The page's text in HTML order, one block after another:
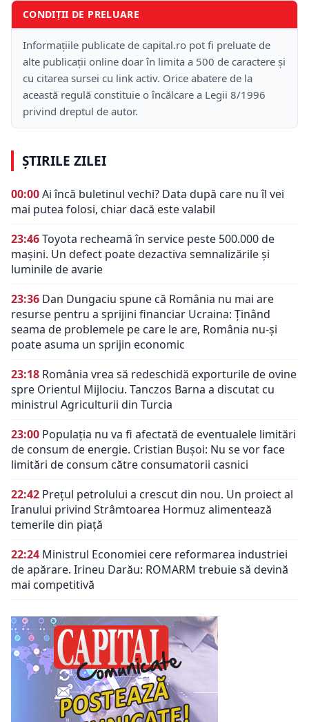
CONDIȚII DE PRELUARE
Informațiile publicate de capital.ro pot fi preluate de
alte publicații online doar în limita a 500 de caractere și
cu citarea sursei cu link activ. Orice abatere de la
această regulă constituie o încălcare a Legii 8/1996
privind dreptul de autor.
ȘTIRILE ZILEI
00:00Ai încă buletinul vechi? Data după care nu îl vei
mai putea folosi, chiar dacă este valabil
23:46Toyota recheamă în service peste 500.000 de
mașini. Un defect poate dezactiva semnalizările și
luminile de avarie
23:36 Dan Dungaciu spune că România nu mai are
resurse pentru a sprijini financiar Ucraina: Ținând
seama de problemele pe care le are, România nu-și
poate asuma un sprijin economic
23:18 România vrea să redeschidă exporturile de ovine
spre Orientul Mijlociu. Tanczos Barna a discutat cu
ministrul Agriculturii din Turcia
23:00 Populația nu va fi afectată de eventualele limitări
de consum de energie. Cristian Bușoi: Nu se vor face
limitări de consum către consumatorii casnici
22:42 Prețul petrolului a crescut din nou. Un proiect al
Iranului privind Strâmtoarea Hormuz alimentează
temerile din piață
22:24 Ministrul Economiei cere reformarea industriei
de apărare. Irineu Darău: ROMARM trebuie să devină
mai competitivă